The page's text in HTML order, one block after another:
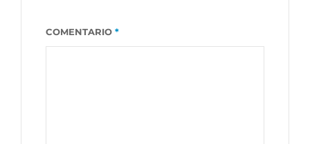
COMENTARIO *